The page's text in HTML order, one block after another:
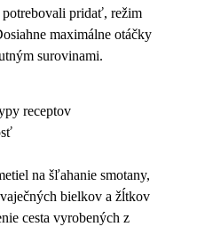
potrebovali pridať, režim
maximálne otáčky
surovinami.
receptov
na šľahanie smotany,
bielkov a žĺtkov
cesta vyrobených z